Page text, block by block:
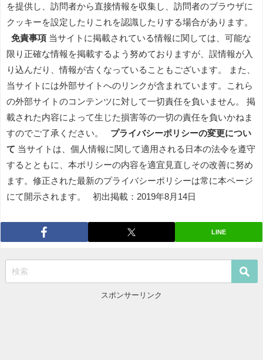
を提供し、訪問者から直接情報を収集し、訪問者のブラウザに
クッキーを設定したりこれを認識したりする場合があります。
免責事項 当サイトに掲載されている情報に関しては、可能な
限り正確な情報を掲載するよう努めておりますが、誤情報が入
り込んだり、情報が古くなっていることもございます。 また、
当サイトには外部サイトへのリンクが含まれています。これら
の外部サイトのコンテンツに対して一切責任を負いません。 掲
載された内容によって生じた損害等の一切の責任を負いかねま
すのでご了承ください。 プライバシーポリシーの変更につい
て 当サイトは、個人情報に関して適用される日本の法令を遵守
するとともに、本ポリシーの内容を適宜見直しその改善に努め
ます。修正された最新のプライバシーポリシーは常に本ページ
にて開示されます。 初出掲載：2019年8月14日
LINE
スポンサーリンク